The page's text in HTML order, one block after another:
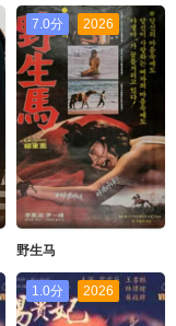
7.0分 2026
野生马
1.0分 2026